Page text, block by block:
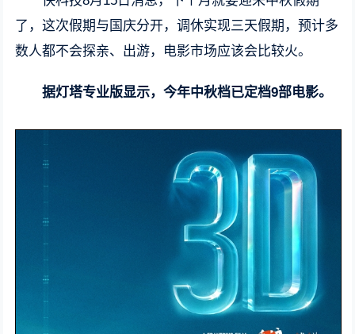
了，这次假期与国庆分开，调休实现三天假期，预计多
数人都不会探亲、出游，电影市场应该会比较火。
据灯塔专业版显示，今年中秋档已定档9部电影。